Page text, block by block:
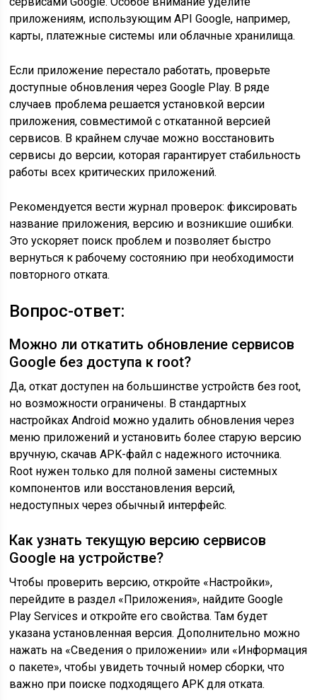
приложениям, использующим API Google, например,
карты, платежные системы или облачные хранилища.
Если приложение перестало работать, проверьте
доступные обновления через Google Play. В ряде
случаев проблема решается установкой версии
приложения, совместимой с откатанной версией
сервисов. В крайнем случае можно восстановить
сервисы до версии, которая гарантирует стабильность
работы всех критических приложений.
Рекомендуется вести журнал проверок: фиксировать
название приложения, версию и возникшие ошибки.
Это ускоряет поиск проблем и позволяет быстро
вернуться к рабочему состоянию при необходимости
повторного отката.
Вопрос-ответ:
Можно ли откатить обновление сервисов
Google без доступа к root?
Да, откат доступен на большинстве устройств без root,
но возможности ограничены. В стандартных
настройках Android можно удалить обновления через
меню приложений и установить более старую версию
вручную, скачав APK-файл с надежного источника.
Root нужен только для полной замены системных
компонентов или восстановления версий,
недоступных через обычный интерфейс.
Как узнать текущую версию сервисов
Google на устройстве?
Чтобы проверить версию, откройте «Настройки»,
перейдите в раздел «Приложения», найдите Google
Play Services и откройте его свойства. Там будет
указана установленная версия. Дополнительно можно
нажать на «Сведения о приложении» или «Информация
о пакете», чтобы увидеть точный номер сборки, что
важно при поиске подходящего APK для отката.